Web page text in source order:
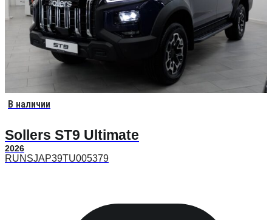
В наличии
Sollers ST9 Ultimate
2026
RUNSJAP39TU005379